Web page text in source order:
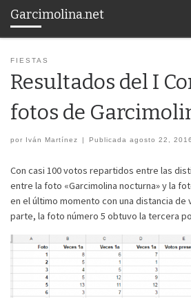
Saltar al contenido
Garcimolina.net
FIESTAS
Resultados del I
fotos de
por Iván Martínez | Publicadaagosto 22, 2016
Con casi 100 votos repartidos entre las
entre la foto «Garcimolina nocturna» y la
en el último momento con una distancia de
parte, la foto número 5 obtuvo la tercera